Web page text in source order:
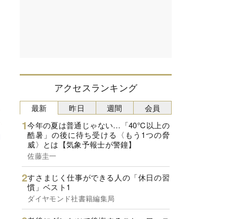
アクセスランキング
最新
今年の夏は普通じゃない…「40℃以上の
酷暑」の後に待ち受ける〈もう1つの脅
威〉とは【気象予報士が警鐘】
佐藤圭一
すさまじく仕事ができる人の「休日の習
慣」ベスト1
ダイヤモンド社書籍編集局
昨日 週間 会員